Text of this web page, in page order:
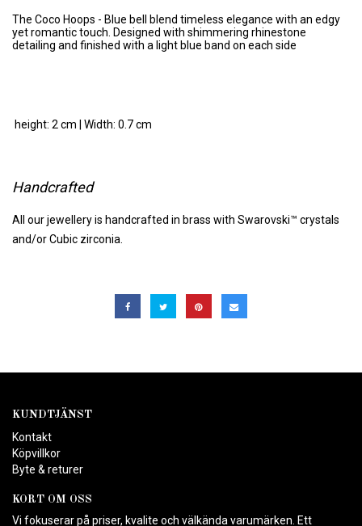
The Coco Hoops - Blue bell blend timeless elegance with an edgy
yet romantic touch. Designed with shimmering rhinestone
detailing and finished with a light blue band on each side
height: 2 cm | Width: 0.7 cm
Handcrafted
All our jewellery is handcrafted in brass with Swarovski™ crystals
and/or Cubic zirconia.
KUNDTJÄNST
Kontakt
Köpvillkor
Byte & returer
KORT OM OSS
Vi fokuserar på priser, kvalite och välkända varumärken. Ett